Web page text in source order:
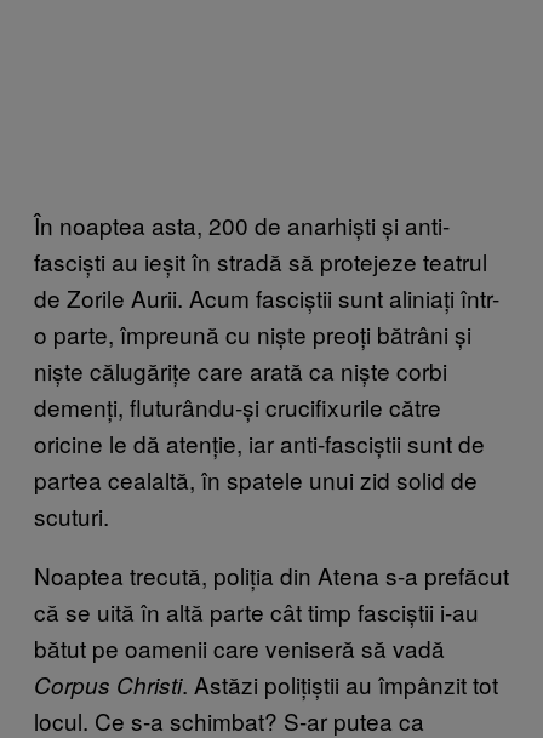
În noaptea asta, 200 de anarhiști și anti-
fasciști au ieșit în stradă să protejeze teatrul
de Zorile Aurii. Acum fasciștii sunt aliniați într-
o parte, împreună cu niște preoți bătrâni și
niște călugărițe care arată ca niște corbi
demenți, fluturându-și crucifixurile către
oricine le dă atenție, iar anti-fasciștii sunt de
partea cealaltă, în spatele unui zid solid de
scuturi.
Noaptea trecută, poliția din Atena s-a prefăcut
că se uită în altă parte cât timp fasciștii i-au
bătut pe oamenii care veniseră să vadă
Corpus Christi. Astăzi polițiștii au împânzit tot
locul. Ce s-a schimbat? S-ar putea ca